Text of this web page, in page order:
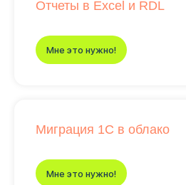
Отчеты в Excel и RDL
Мне это нужно!
Миграция 1С в облако
Мне это нужно!